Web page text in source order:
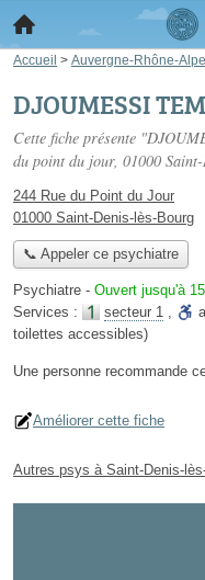
Accueil > Auvergne-Rhône-
DJOUMESSI
Cette fiche présente
du point du jour, 01000
244 Rue du Point du Jour
01000 Saint-Denis-lès-Bourg
📞 Appeler ce psychiatre
Psychiatre - Ouvert jusqu'à
Services :
secteur 1 ,
toilettes accessibles)
Une personne recommande
Améliorer cette fiche
Autres psys à Saint-Denis-